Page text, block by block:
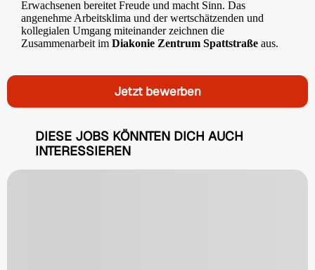
Erwachsenen bereitet Freude und macht Sinn. Das
angenehme Arbeitsklima und der wertschätzenden und
kollegialen Umgang miteinander zeichnen die
Zusammenarbeit im Diakonie Zentrum Spattstraße aus.
Jetzt bewerben
DIESE JOBS KÖNNTEN DICH AUCH
INTERESSIEREN